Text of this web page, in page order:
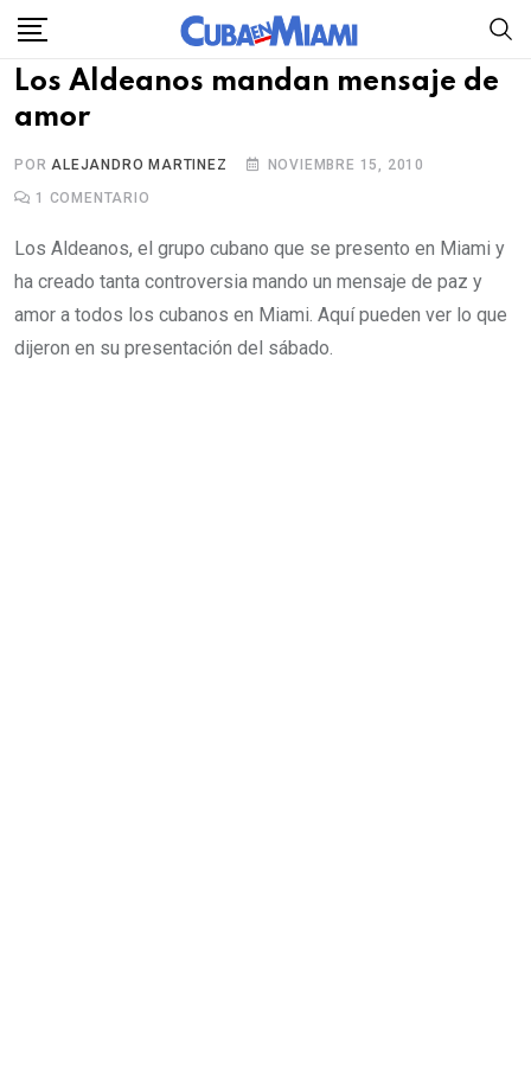
Skip
content
Los Aldeanos mandan mensaje de
amor
PORALEJANDRO MARTINEZ
NOVIEMBRE 15, 2010
1
COMENTARIO
Los Aldeanos, el grupo cubano que se presento en Miami y
ha creado tanta controversia mando un mensaje de paz y
amor a todos los cubanos en Miami. Aquí pueden ver lo que
dijeron en su presentación del sábado.